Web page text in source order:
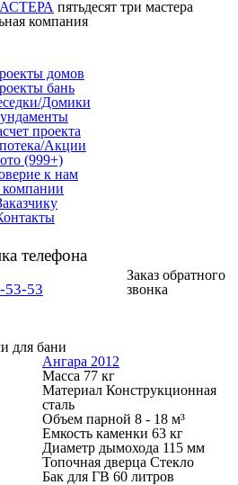
пятьдесят три мастера
компания
домов
бань
Домики
проекта
Акции
(999+)
к нам
53-53
Заказ обратного
звонка
для бани
Ангара 2012
Масса 77 кг
Материал Конструкционная
сталь
Объем парной 8 - 18 м³
Емкость каменки 63 кг
Диаметр дымохода 115 мм
Топочная дверца Стекло
Бак для ГВ 60 литров